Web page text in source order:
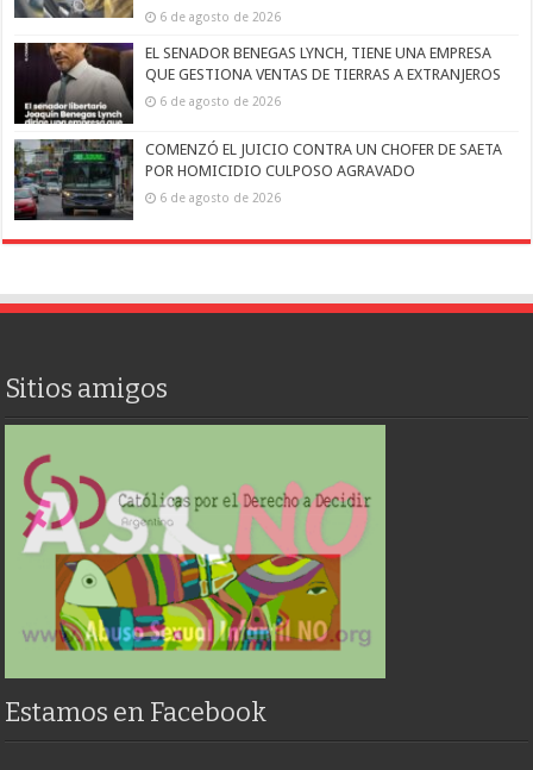
6 de agosto de 2026
EL SENADOR BENEGAS LYNCH, TIENE UNA EMPRESA
QUE GESTIONA VENTAS DE TIERRAS A EXTRANJEROS
6 de agosto de 2026
COMENZÓ EL JUICIO CONTRA UN CHOFER DE SAETA
POR HOMICIDIO CULPOSO AGRAVADO
6 de agosto de 2026
Sitios amigos
Estamos en Facebook